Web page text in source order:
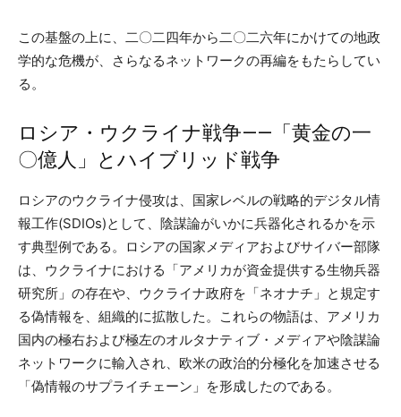
この基盤の上に、二〇二四年から二〇二六年にかけての地政
学的な危機が、さらなるネットワークの再編をもたらしてい
る。
ロシア・ウクライナ戦争——「黄金の一
〇億人」とハイブリッド戦争
ロシアのウクライナ侵攻は、国家レベルの戦略的デジタル情
報工作(SDIOs)として、陰謀論がいかに兵器化されるかを示
す典型例である。ロシアの国家メディアおよびサイバー部隊
は、ウクライナにおける「アメリカが資金提供する生物兵器
研究所」の存在や、ウクライナ政府を「ネオナチ」と規定す
る偽情報を、組織的に拡散した。これらの物語は、アメリカ
国内の極右および極左のオルタナティブ・メディアや陰謀論
ネットワークに輸入され、欧米の政治的分極化を加速させる
「偽情報のサプライチェーン」を形成したのである。